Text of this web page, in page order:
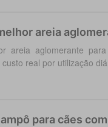
areia
areia aglomerante
real por utilização
para cães